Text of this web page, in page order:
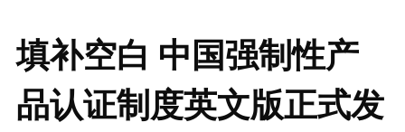
填补空白 中国强制性产
品认证制度英文版正式发